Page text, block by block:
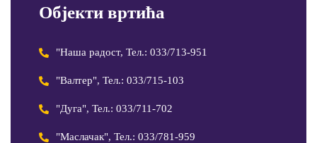
Објекти вртића
"Наша радост, Тел.: 033/713-951
"Валтер", Тел.: 033/715-103
"Дуга", Тел.: 033/711-702
"Маслачак", Тел.: 033/781-959